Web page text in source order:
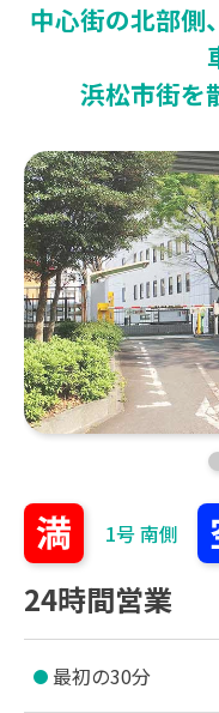
中心街の北部側
浜松市街を
1号 南側
24時間営業
最初の30分